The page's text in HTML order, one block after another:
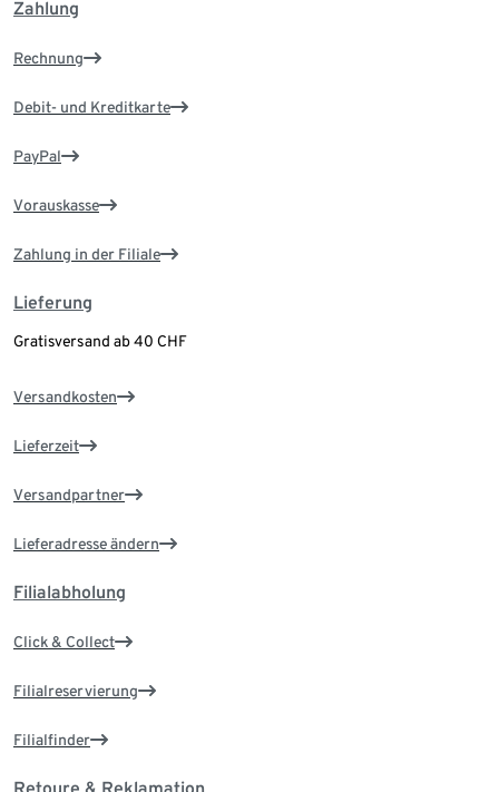
Zahlung
Rechnung
Debit- und Kreditkarte
PayPal
Vorauskasse
Zahlung in der Filiale
Lieferung
Gratisversand ab 40 CHF
Versandkosten
Lieferzeit
Versandpartner
Lieferadresse ändern
Filialabholung
Click & Collect
Filialreservierung
Filialfinder
Retoure & Reklamation